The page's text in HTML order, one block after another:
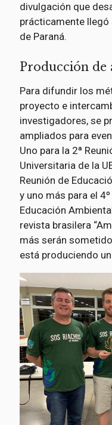
divulgación que
prácticamente
de Paraná.
Producción
Para difundir los
proyecto e
investigadores, se
ampliados para
Uno para la 2ª
Universitaria de la
Reunión de
y uno más para el
Educación
revista brasilera
más serán
está produciendo